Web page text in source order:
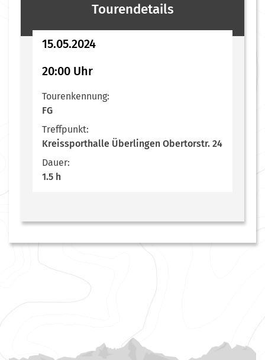
Tourendetails
15.05.2024
20:00 Uhr
Tourenkennung:
FG
Treffpunkt:
Kreissporthalle Überlingen Obertorstr. 24
Dauer:
1.5 h